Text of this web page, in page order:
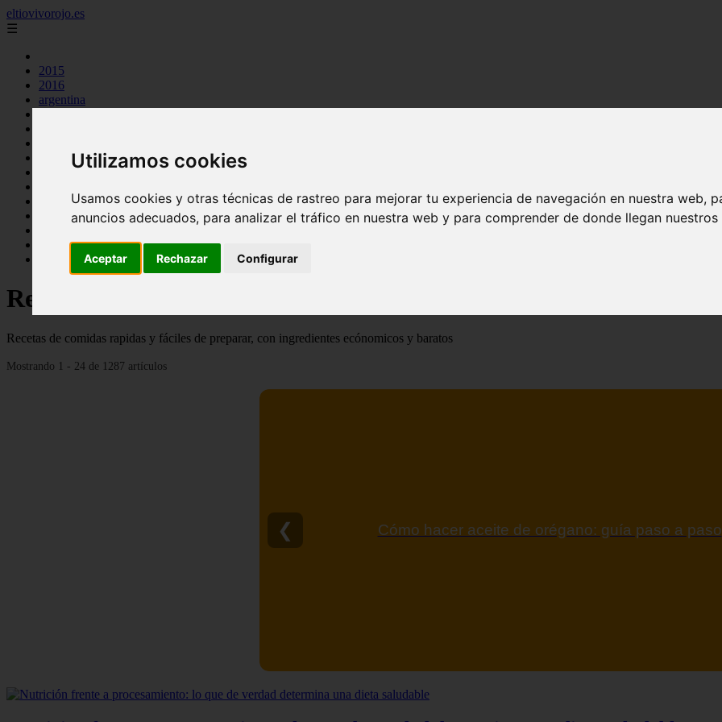
Utilizamos cookies
Usamos cookies y otras técnicas de rastreo para mejorar tu experiencia de navegación en nuestra web,
anuncios adecuados, para analizar el tráfico en nuestra web y para comprender de donde llegan nuestros
Aceptar Rechazar Configurar
eltiovivorojo.es
☰
2015
2016
argentina
huevos
mariscos
postres
producto
venezuela
Recetas faciles y rápidas
Recetas de comidas rapidas y fáciles de preparar, con ingredientes ecónomicos y baratos
Mostrando 1 - 24 de 1287 artículos
Contraindicaciones del espino amarillo: conocelas
❮